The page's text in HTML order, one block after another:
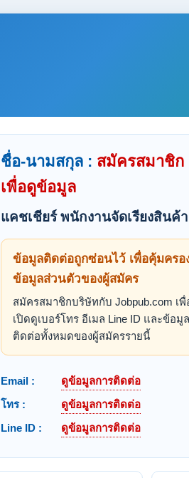
ชื่อ-นามสกุล : สมัครสมาชิก
เพื่อดูข้อมูล
แคชเชียร์ พนักงานจัดเรียงสินค้า
ข้อมูลติดต่อถูกซ่อนไว้ เพื่อคุ้มครอ
ข้อมูลส่วนตัวของผู้สมัคร
สมัครสมาชิกบริษัทกับ Jobpub.com เพื่
เปิดดูเบอร์โทร อีเมล Line ID และข้อมูล
ติดต่อทั้งหมดของผู้สมัครรายนี้
Email :
ดูข้อมูลการติดต่อ
โทร :
ดูข้อมูลการติดต่อ
Line ID :
ดูข้อมูลการติดต่อ